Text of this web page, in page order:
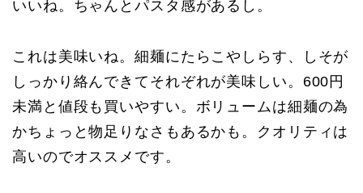
いいね。ちゃんとパスタ感があるし。
これは美味いね。細麺にたらこやしらす、しそが
しっかり絡んできてそれぞれが美味しい。600円
未満と値段も買いやすい。ボリュームは細麺の為
かちょっと物足りなさもあるかも。クオリティは
高いのでオススメです。